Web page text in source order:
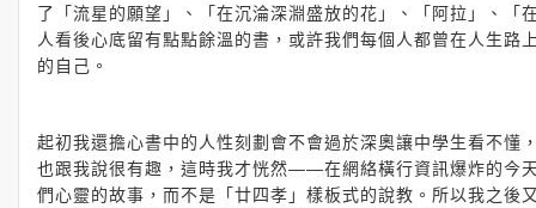
了「流星的願望」、「在沉淪深淵盛放的花」、「阿拉」、
人看後心底留有點點餘溫的書，或許我們每個人都曾在人生
的自己。
起初我還擔心書中的人性刻劃會不會過於深奧讓中學生看不
也跟我說很有趣，這時我才恍然——在網絡橫行資訊爆炸的今
們心靈的故事，而不是「廿四孝」樣板式的說教。所以我之